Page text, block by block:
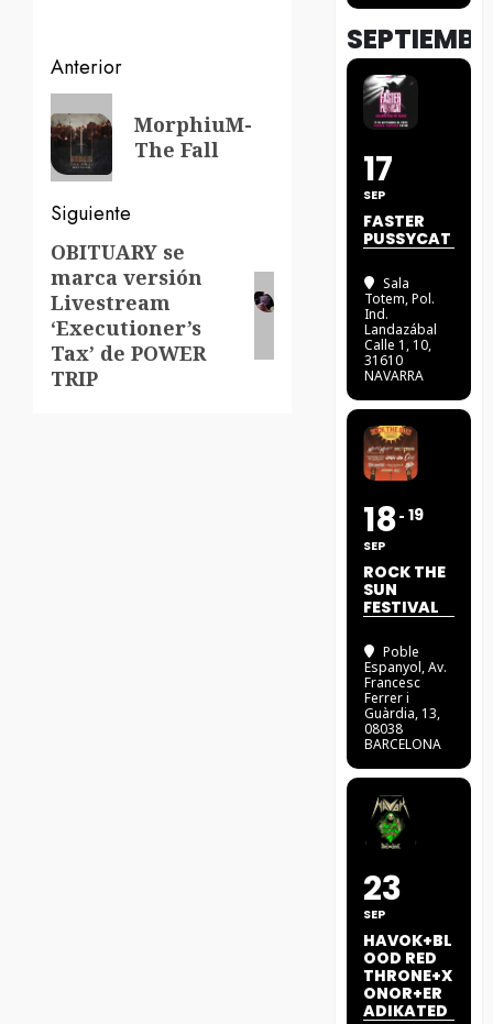
Navegación
de
entradas
Anterior
Entrada
anterior:
MorphiuM-
The Fall
Siguiente
Siguiente
entrada:
OBITUARY se
marca versión
Livestream
‘Executioner’s
Tax’ de POWER
TRIP
17
SEP
FASTER
PUSSYCAT
Sala
Totem, Pol.
Ind.
Landazábal
Calle 1, 10,
31610
NAVARRA
18
SEP
19
ROCK THE
SUN
FESTIVAL
Poble
Espanyol, Av.
Francesc
Ferrer i
Guàrdia, 13,
08038
BARCELONA
23
SEP
HAVOK+BL
OOD RED
THRONE+X
ONOR+ER
ADIKATED